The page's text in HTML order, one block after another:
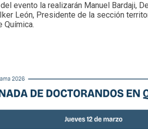
evento la realizarán Manuel Bardaji,
León, Presidente de la sección
Química.